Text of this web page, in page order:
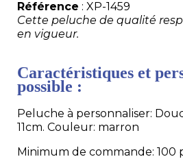
Référence : XP-1459
Cette peluche de qualité
en vigueur.
Caractéristiques et
possible :
Peluche à personnaliser:
11cm. Couleur: marron
Minimum de commande: 100